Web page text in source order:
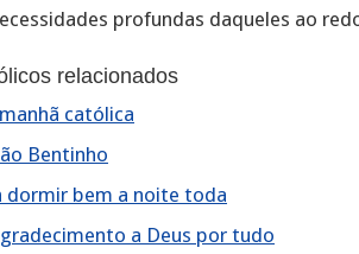
profundas daqueles ao
relacionados
católica
Bentinho
dormir bem a noite toda
a Deus por tudo